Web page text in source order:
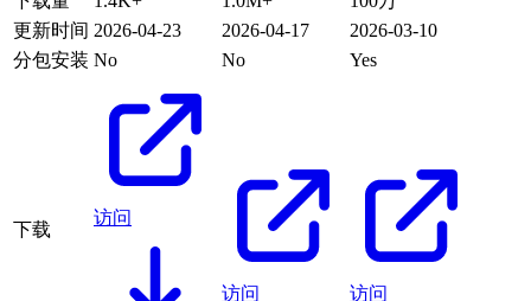
更新时间 2026-04-23 2026-04-17
2026-03-10
分包安装 No No Yes
下载
访问
访问 访问